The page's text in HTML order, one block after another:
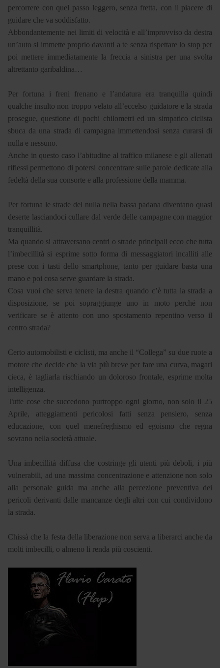
percorrere con quel passo leggero, senza fretta, con il piacere di
guidare che va soddisfatto.
Abbondantemente nei limiti di velocità e all’improvviso da destra
un’auto si immette proprio davanti a te senza rispettare lo stop per
poi mettere immediatamente la freccia a sinistra per una svolta
altrettanto garibaldina…
Per fortuna i freni frenano e l’andatura era tranquilla quindi
qualche insulto non troppo velato all’eccelso guidatore e la strada
prosegue, questione di pochi chilometri ed un simpatico ciclista
sbuca da una strada di campagna immettendosi senza curarsi di
nulla e nessuno.
Anche in questo caso l’abitudine al traffico milanese e gli allenati
riflessi permettono di potersi concentrare sulle parole dedicate alla
fedeltà della sua consorte e alla professione della mamma.
Per fortuna le strade del nulla nella bassa padana diventano quasi
deserte lasciandoci cullare dal verde delle campagne con maggior
tranquillità.
Ma quando si attraversano centri o strade principali ecco che tutta
l’imbecillità si esprime sotto forma di messaggiatori incalliti alle
prese con i tasti dello smartphone, tanto per guidare basta una
mano e poi cosa serve guardare la strada.
Cosa vuoi che serva tenere la destra quando c’è tutta la strada a
disposizione, se poi sopraggiunge uno in moto perché non
verificare se è attento con uno spostamento repentino verso il
centro strada?
Certo automobilisti e ciclisti, ma anche il “Collega” su due ruote a
motore che decide che la via più breve per fare una curva, magari
cieca, è tagliarla rischiando un doloroso frontale, esprime molta
intelligenza.
Tutte cose che succedono purtroppo ogni giorno, non solo il 25
Aprile, atteggiamenti pericolosi fatti senza pensiero, senza
educazione, con quel menefreghismo ed egoismo che regna
sovrano nella società attuale.
Una imbecillità diffusa che costringe gli utenti più deboli, i più
vulnerabili, ad una massima concentrazione e attenzione non solo
alla personale guida ma anche alla percezione preventiva dei
pericoli derivanti dalle mancanze degli altri con cui condividono
la strada.
Chissà che la festa della liberazione non serva a liberarci anche da
molti imbecilli, o almeno li renda più coscienti.